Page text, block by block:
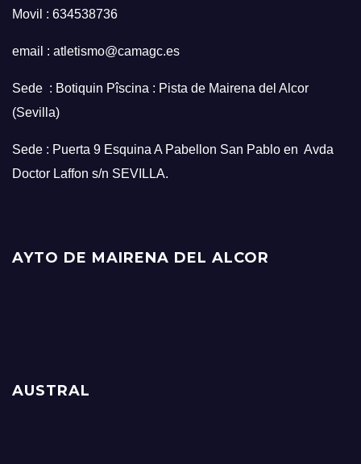
Movil : 634538736
email : atletismo@camagc.es
Sede : Botiquin Pîscina : Pista de Mairena del Alcor
(Sevilla)
Sede : Puerta 9 Esquina A Pabellon San Pablo en Avda
Doctor Laffon s/n SEVILLA.
AYTO DE MAIRENA DEL ALCOR
AUSTRAL